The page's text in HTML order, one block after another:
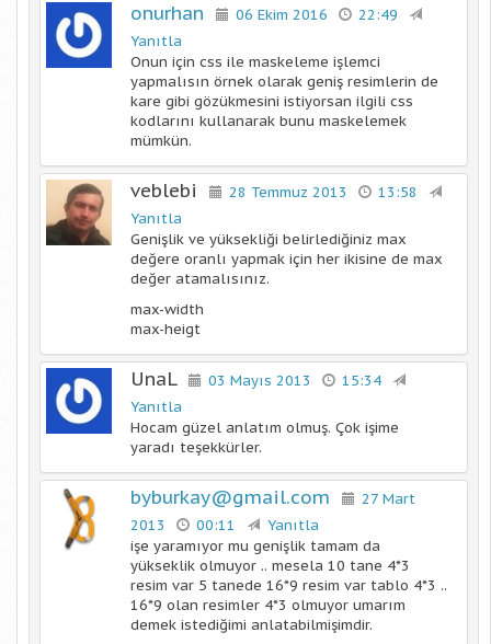
onurhan 06 Ekim 2016
22:49
Yanıtla
Onun için css ile maskeleme işlemci
yapmalısın örnek olarak geniş resimlerin de
kare gibi gözükmesini istiyorsan ilgili css
kodlarını kullanarak bunu maskelemek
mümkün.
veblebi 28 Temmuz 2013
13:58
Yanıtla
Genişlik ve yüksekliği belirlediğiniz max
değere oranlı yapmak için her ikisine de max
değer atamalısınız.
max-width
max-heigt
UnaL 03 Mayıs 2013
15:34
Yanıtla
Hocam güzel anlatım olmuş. Çok işime
yaradı teşekkürler.
byburkay@gmail.com
27 Mart
2013
00:11
Yanıtla
işe yaramıyor mu genişlik tamam da
yükseklik olmuyor .. mesela 10 tane 4*3
resim var 5 tanede 16*9 resim var tablo 4*3 ..
16*9 olan resimler 4*3 olmuyor umarım
demek istediğimi anlatabilmişimdir.